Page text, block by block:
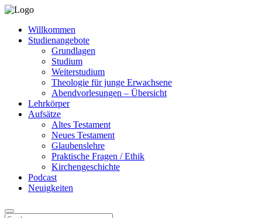
Willkommen
Studienangebote
Grundlagen
Studium
Weiterstudium
Theologie für junge Erwachsene
Abendvorlesungen – Übersicht
Lehrkörper
Aufsätze
Altes Testament
Neues Testament
Glaubenslehre
Praktische Fragen / Ethik
Kirchengeschichte
Podcast
Neuigkeiten